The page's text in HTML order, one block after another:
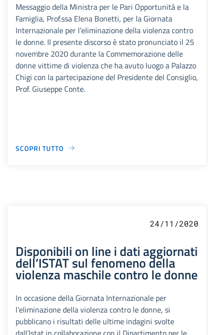
Messaggio della Ministra per le Pari Opportunità e la
Famiglia, Prof.ssa Elena Bonetti, per la Giornata
Internazionale per l’eliminazione della violenza contro
le donne. Il presente discorso è stato pronunciato il 25
novembre 2020 durante la Commemorazione delle
donne vittime di violenza che ha avuto luogo a Palazzo
Chigi con la partecipazione del Presidente del Consiglio,
Prof. Giuseppe Conte.
SCOPRI TUTTO
24/11/2020
Disponibili on line i dati aggiornati
dell’ISTAT sul fenomeno della
violenza maschile contro le donne
In occasione della Giornata Internazionale per
l’eliminazione della violenza contro le donne, si
pubblicano i risultati delle ultime indagini svolte